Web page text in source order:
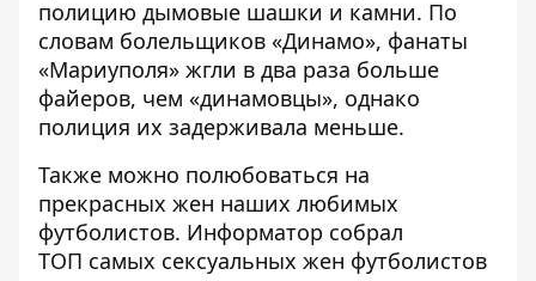
полицию дымовые шашки и камни. По
словам болельщиков «Динамо», фанаты
«Мариуполя» жгли в два раза больше
файеров, чем «динамовцы», однако
полиция их задерживала меньше.
Также можно полюбоваться на
прекрасных жен наших любимых
футболистов. Информатор собрал
ТОП самых сексуальных жен футболистов